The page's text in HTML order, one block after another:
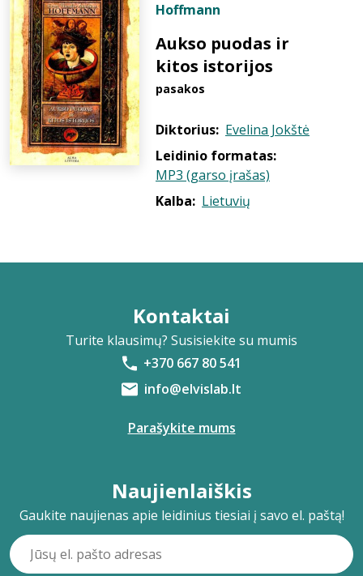
Hoffmann
Aukso puodas ir
kitos istorijos
pasakos
Diktorius: Evelina Jokštė
Leidinio formatas:
MP3 (garso įrašas)
Kalba: Lietuvių
Kontaktai
Turite klausimų? Susisiekite su mumis
+370 667 80 541
info@elvislab.lt
Parašykite mums
Naujienlaiškis
Gaukite naujienas apie leidinius tiesiai į savo el. paštą!